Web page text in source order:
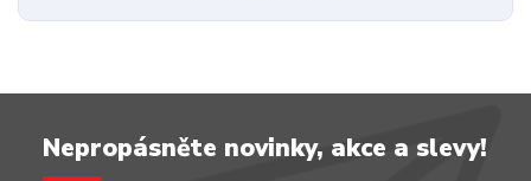
Nepropásněte novinky, akce a slevy!